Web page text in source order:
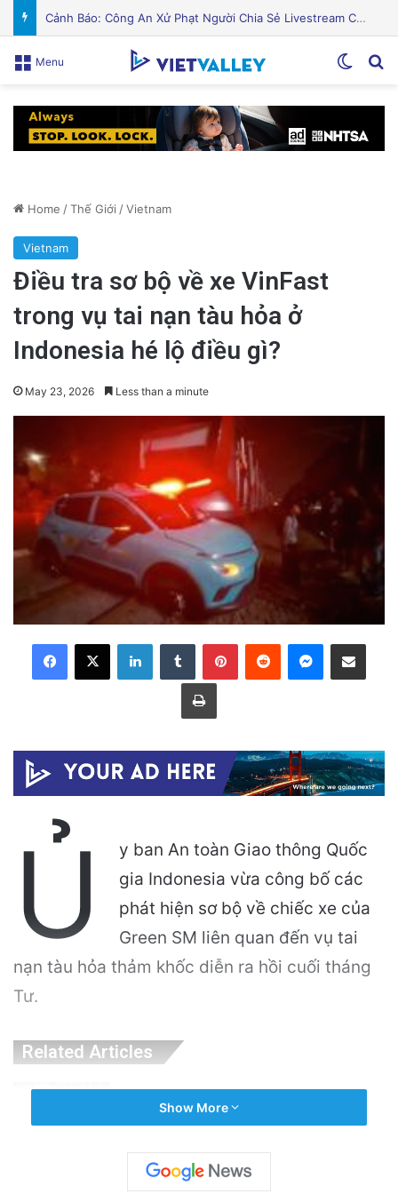
PGS.TS Hà Đình Đức: Di sản và Hành trình Cuộc đời của Nhà Khoa học Xuất sắc
Menu
Home /Thế Giới /Vietnam
Vietnam
Điều tra sơ bộ về xe VinFast
trong vụ tai nạn tàu hỏa ở
Indonesia hé lộ điều gì?
May 23, 2026 Less than a minute
LinkedInTumblr PinterestReddit Messenger
Share via Email
Print
Ủ
y ban An toàn Giao thông Quốc
gia Indonesia vừa công bố các
phát hiện sơ bộ về chiếc xe của
Green SM liên quan đến vụ tai
nạn tàu hỏa thảm khốc diễn ra hồi cuối tháng
Tư.
Related Articles
Livestream Của Bà Nguyễn Phương Hằng!
5 hours ago
Sự Kiện Livestream Gây Chấn Động: 3 Triệu
Show More